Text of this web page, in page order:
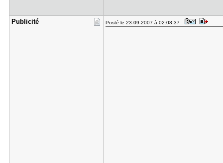
Publicité Posté le 23-09-2007 à 02:08:37